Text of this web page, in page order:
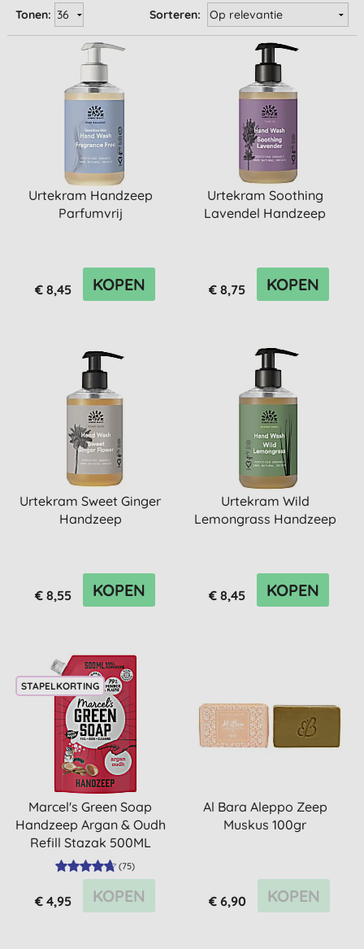
Sorteren:
Tonen:
Urtekram Handzeep
Parfumvrij
€ 8,45 KOPEN
Urtekram Soothing
Lavendel Handzeep
€ 8,75 KOPEN
Urtekram Sweet Ginger
Handzeep
€ 8,55 KOPEN
Urtekram Wild
Lemongrass Handzeep
€ 8,45 KOPEN
STAPELKORTING
Marcel's Green Soap
Handzeep Argan & Oudh
Refill Stazak 500ML
(75)
€ 4,95 KOPEN
Al Bara Aleppo Zeep
Muskus 100gr
€ 6,90 KOPEN